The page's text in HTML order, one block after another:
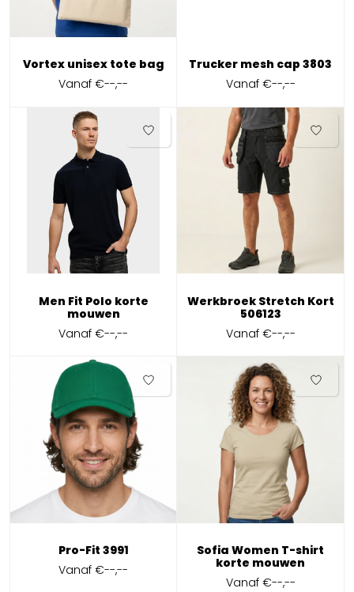
Vortex unisex tote bag
Vanaf€--,--
Trucker mesh cap 3803
Vanaf €--,--
Men Fit Polo korte
mouwen
Vanaf€--,--
Werkbroek Stretch Kort
506123
Vanaf €--,--
Pro-Fit 3991
Vanaf€--,--
Sofia Women T-shirt
korte mouwen
Vanaf €--,--